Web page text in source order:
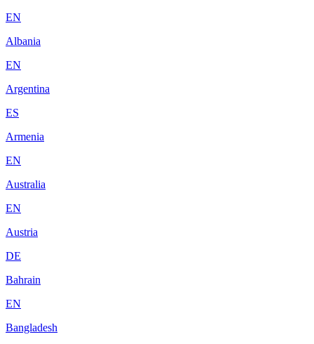
EN
Albania
EN
Argentina
ES
Armenia
EN
Australia
EN
Austria
DE
Bahrain
EN
Bangladesh